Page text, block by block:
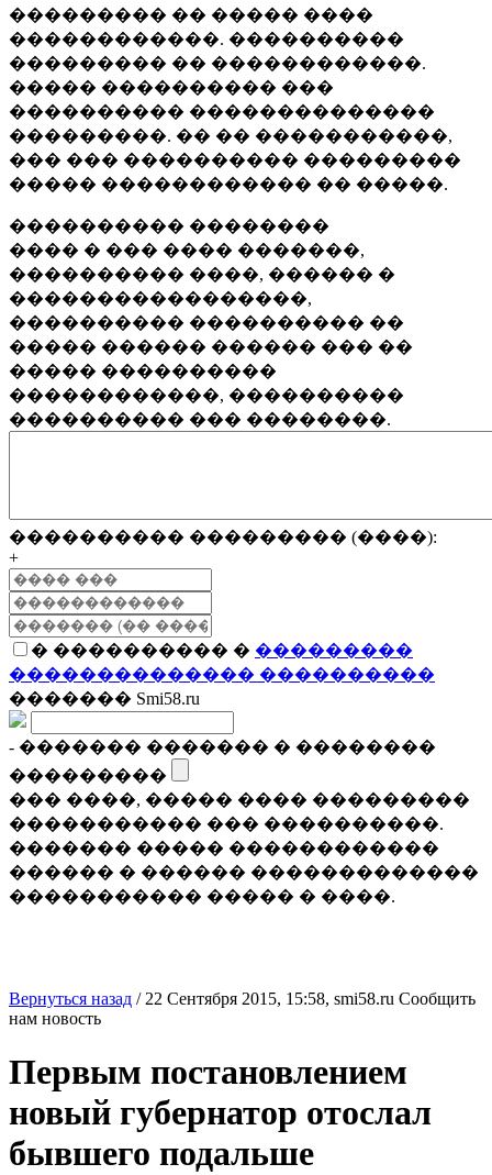
��������� �� ����� ����
������������. ����������
��������� �� ������������.
����� ���������� ���
���������� ��������������
���������. �� �� �����������,
��� ��� ���������� ���������
����� ������������ �� �����.
���������� ��������
���� � ��� ���� �������,
���������� ����, ������ �
�����������������,
���������� ���������� ��
����� ������ ������ ��� ��
����� ����������
������������, ����������
���������� ��� ��������.
���������� ��������� (����):
+
� ���������� � ���������
�������������� ����������
������� Smi58.ru
- ������� ������� � ��������
���������
��� ����, ����� ���� ���������
����������� ��� ����������.
������� ����� ������������
������ � ������ �������������
����������� ����� � ����.
Вернуться назад / 22 Сентября 2015, 15:58, smi58.ru Сообщить
нам новость
Первым постановлением
новый губернатор отослал
бывшего подальше